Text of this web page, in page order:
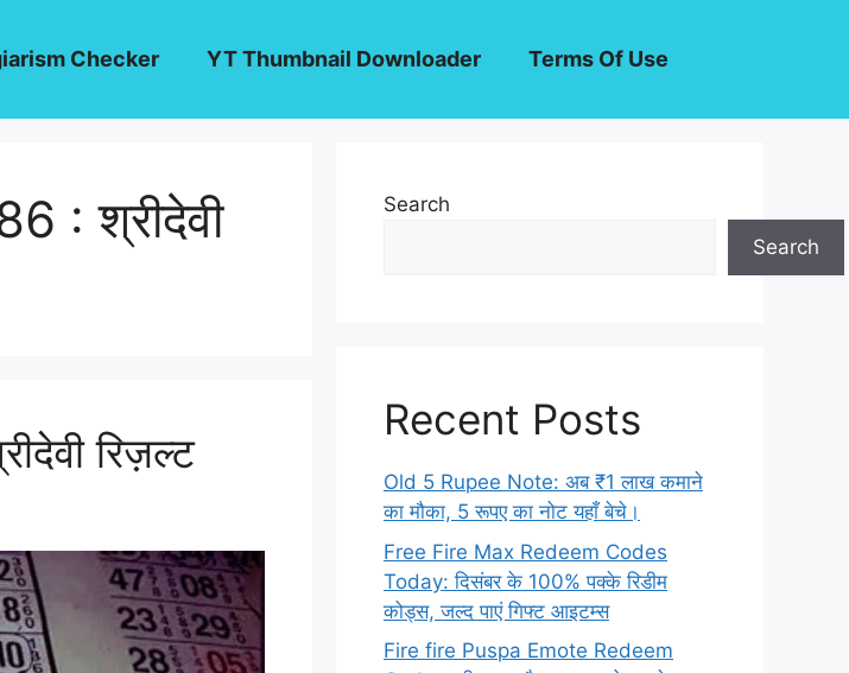
Checker YT Thumbnail Downloader Terms Of Use
: श्रीदेवी
रिज़ल्ट
Search
Search
Recent Posts
Old 5 Rupee Note: अब ₹1 लाख कमाने
का मौका, 5 रूपए का नोट यहाँ बेचे।
Free Fire Max Redeem Codes
Today: दिसंबर के 100% पक्के रिडीम
कोड्स, जल्द पाएं गिफ्ट आइटम्स
Fire fire Puspa Emote Redeem